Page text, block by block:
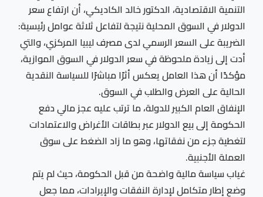
التنمية الاقتصادية، الدكتور خالد الكاديكي، أن ارتفاع سعر
الدولار في السوق المحلية نتيجة لتفاعل ثلاثة عوامل رئيسية:
الضريبة على السعر الرسمي لدى مصرف ليبيا المركزي، والتي
أدت إلى زيادة ملحوظة في سعر الدولار في السوق الموازية،
مؤكدًا أن هذا العامل يعكس أثرًا مباشرًا للسياسة النقدية
الحالية على العرض والطلب في السوق.
الإنفاق العام الكبير للدولة، ما ترتب عليه عجز مالي دفع
الحكومة إلى بيع الدولار عبر بطاقات الأغراض والاعتمادات
لتغطية جزء من نفقاتها، وهو ما زاد الضغط على سوق
العملة الأجنبية.
غياب سياسة مالية واضحة من قبل الحكومة، حيث لم يتم
وضع إطار متكامل لإدارة النفقات والإيرادات، مما جعل